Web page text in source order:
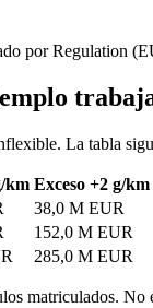
por Regulation
La tabla
km Exceso +2 g/km
38,0 M EUR
152,0 M EUR
285,0 M EUR
matriculados. No